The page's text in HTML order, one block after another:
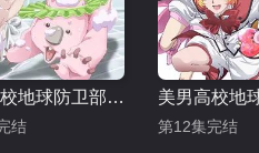
美男高校地球防卫部LOVE 第二季
结 第12集完结